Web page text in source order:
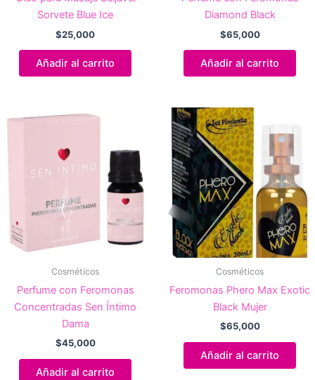
Sorvete Blue Ice
$25,000
Añadir al carrito
Diamond Black
$65,000
Añadir al carrito
Cosméticos
Perfume con Feromonas
Concentradas Sen Íntimo
Dama
$45,000
Añadir al carrito
Cosméticos
Feromonas Phero Max Exotic
Black Mujer
$65,000
Añadir al carrito